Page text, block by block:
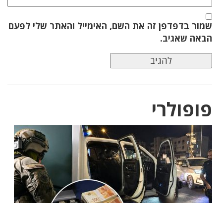
שמור בדפדפן זה את השם, האימייל והאתר שלי לפעם
הבאה שאגיב.
פופולרי